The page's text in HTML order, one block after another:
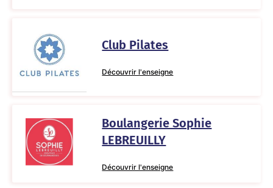
Club Pilates
Découvrir l'enseigne
Boulangerie Sophie
LEBREUILLY
Découvrir l'enseigne